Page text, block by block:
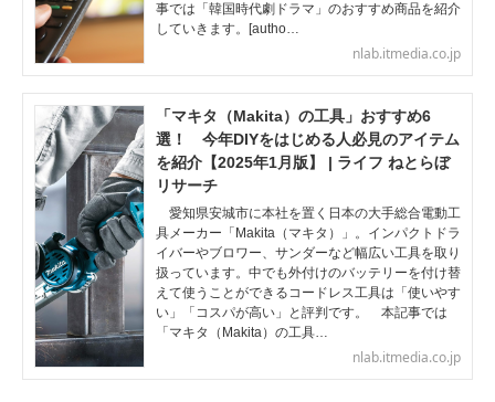
事では「韓国時代劇ドラマ」のおすすめ商品を紹介
していきます。[autho…
nlab.itmedia.co.jp
「マキタ（Makita）の工具」おすすめ6
選！ 今年DIYをはじめる人必見のアイテム
を紹介【2025年1月版】 | ライフ ねとらぼ
リサーチ
愛知県安城市に本社を置く日本の大手総合電動工
具メーカー「Makita（マキタ）」。インパクトドラ
イバーやブロワー、サンダーなど幅広い工具を取り
扱っています。中でも外付けのバッテリーを付け替
えて使うことができるコードレス工具は「使いやす
い」「コスパが高い」と評判です。 本記事では
「マキタ（Makita）の工具…
nlab.itmedia.co.jp